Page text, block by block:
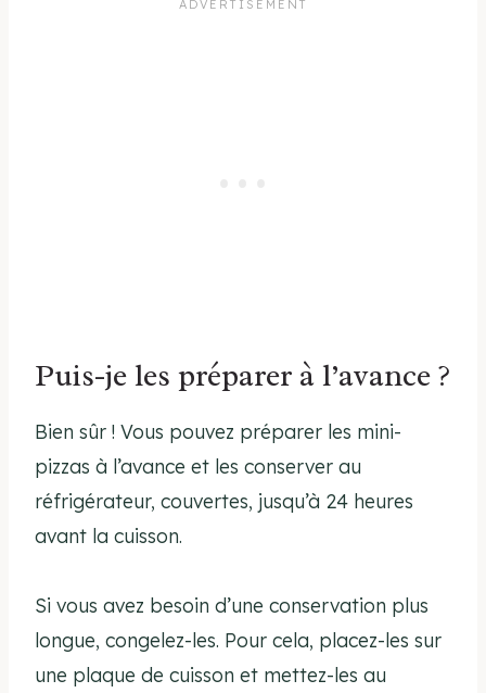
Puis-je les préparer à l’avance ?
Bien sûr ! Vous pouvez préparer les mini-
pizzas à l’avance et les conserver au
réfrigérateur, couvertes, jusqu’à 24 heures
avant la cuisson.
Si vous avez besoin d’une conservation plus
longue, congelez-les. Pour cela, placez-les sur
une plaque de cuisson et mettez-les au